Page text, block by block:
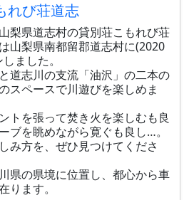
れび荘道志
梨県道志村の貸別荘こもれび荘
山梨県南都留郡道志村に(2020
ました。
道志川の支流「油沢」の二本の
スペースで川遊びを楽しめま
トを張って焚き火を楽しむも良
ブを眺めながら寛ぐも良し…。
み方を、ぜひ見つけてくださ
県の県境に位置し、都心から車
ります。